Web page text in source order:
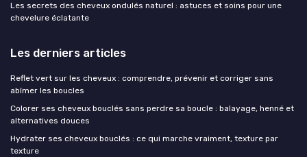
Les secrets des cheveux ondulés naturel : astuces et soins pour une
chevelure éclatante
Les derniers articles
Reflet vert sur les cheveux : comprendre, prévenir et corriger sans
abîmer les boucles
Colorer ses cheveux bouclés sans perdre sa boucle : balayage, henné et
alternatives douces
Hydrater ses cheveux bouclés : ce qui marche vraiment, texture par
texture